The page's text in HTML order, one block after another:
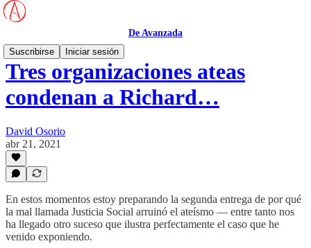
De Avanzada
Suscribirse
Iniciar sesión
Tres organizaciones ateas
condenan a Richard…
David Osorio
abr 21, 2021
En estos momentos estoy preparando la segunda entrega de por qué
la mal llamada Justicia Social arruinó el ateísmo — entre tanto nos
ha llegado otro suceso que ilustra perfectamente el caso que he
venido exponiendo.